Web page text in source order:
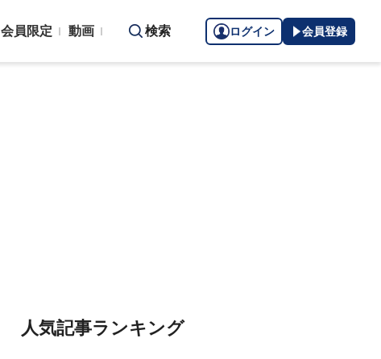
会員限定 動画 検索 ログイン 会員登録
人気記事ランキング